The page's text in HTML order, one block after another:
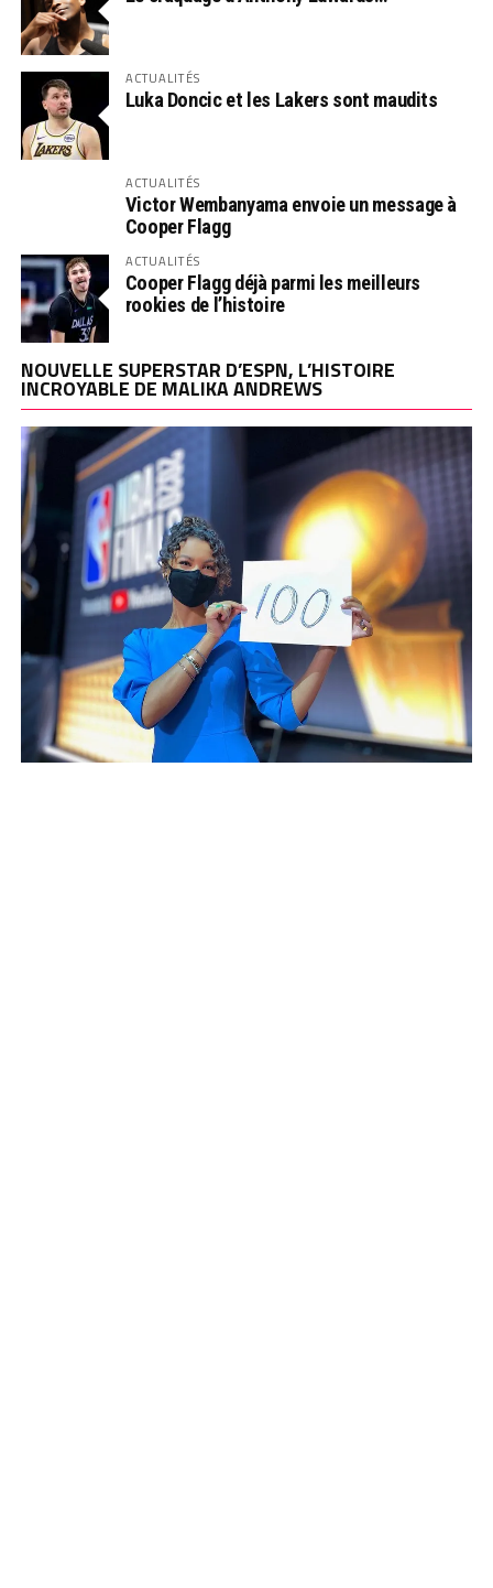
ACTUALITÉS
Luka Doncic et les Lakers sont maudits
ACTUALITÉS
Victor Wembanyama envoie un message à
Cooper Flagg
ACTUALITÉS
Cooper Flagg déjà parmi les meilleurs
rookies de l’histoire
NOUVELLE SUPERSTAR D’ESPN, L’HISTOIRE
INCROYABLE DE MALIKA ANDREWS